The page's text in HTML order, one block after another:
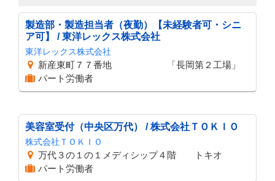
製造部・製造担当者（夜勤）【未経験者可・シニ
ア可】 / 東洋レックス株式会社
東洋レックス株式会社
新産東町７７番地 「長岡第２工場」
パート労働者
美容室受付（中央区万代） / 株式会社ＴＯＫＩＯ
株式会社ＴＯＫＩＯ
万代３の１の１メディシップ４階 トキオ
パート労働者